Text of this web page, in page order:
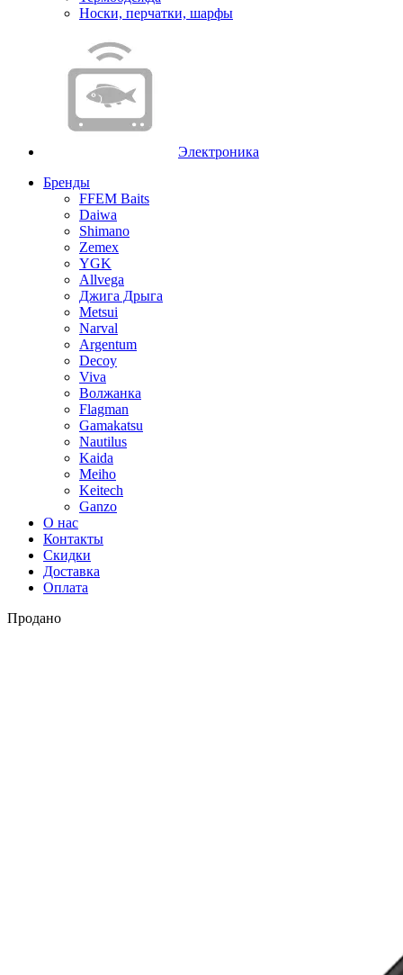
Носки, перчатки, шарфы
Электроника
Бренды
FFEM Baits
Daiwa
Shimano
Zemex
YGK
Allvega
Джига Дрыга
Metsui
Narval
Argentum
Decoy
Viva
Волжанка
Flagman
Gamakatsu
Nautilus
Kaida
Meiho
Keitech
Ganzo
О нас
Контакты
Скидки
Доставка
Оплата
Продано